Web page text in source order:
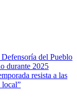
del Pueblo
durante 2025
resista a las
local”